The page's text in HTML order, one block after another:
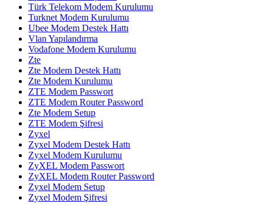
Türk Telekom Modem Kurulumu
Turknet Modem Kurulumu
Ubee Modem Destek Hattı
Vlan Yapılandırma
Vodafone Modem Kurulumu
Zte
Zte Modem Destek Hattı
Zte Modem Kurulumu
ZTE Modem Passwort
ZTE Modem Router Password
Zte Modem Setup
ZTE Modem Şifresi
Zyxel
Zyxel Modem Destek Hattı
Zyxel Modem Kurulumu
ZyXEL Modem Passwort
ZyXEL Modem Router Password
Zyxel Modem Setup
Zyxel Modem Şifresi